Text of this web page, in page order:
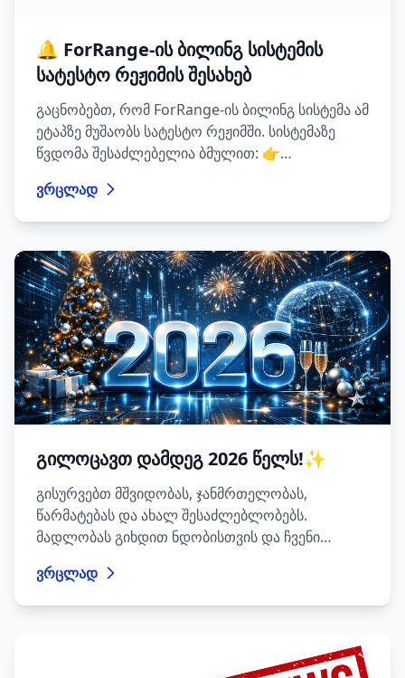
🔔 ForRange-ის ბილინგ სისტემის
სატესტო რეჟიმის შესახებ
გაცნობებთ, რომ ForRange-ის ბილინგ სისტემა ამ
ეტაპზე მუშაობს სატესტო რეჟიმში. სისტემაზე
წვდომა შესაძლებელია ბმულით: 👉
პლატფორმა განკუთვნილია იმისათვის, რომ
ეტაპობრივად უზრუნველვყოთ ბილინგ
კომფორტული მართვა ჩვენი
მომხმარებლებისთვის. სატესტო რეჟიმის
პერიოდში მიმდინარეობს სისტემის
ფუნქციონალის შემოწმება, ოპტიმიზაცია და
გაუმჯობესება რეალური გამოყენების პროცესზე
დაყრდნობით.
ვრცლად
გილოცავთ დამდეგ 2026 წელს!✨
გისურვებთ მშვიდობას, ჯანმრთელობას,
წარმატებას და ახალ შესაძლებლობებს.
მადლობას გიხდით ნდობისთვის და ჩვენი
ვრცლად